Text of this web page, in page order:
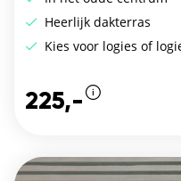
Heerlijk dakterras
Kies voor logies of
225,-